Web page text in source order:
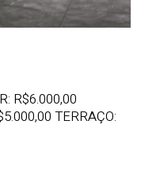
R$6.000,00
TERRAÇO: